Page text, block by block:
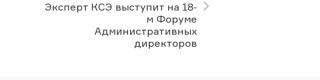
Эксперт КСЭ выступит на 18-
м Форуме
Административных
директоров